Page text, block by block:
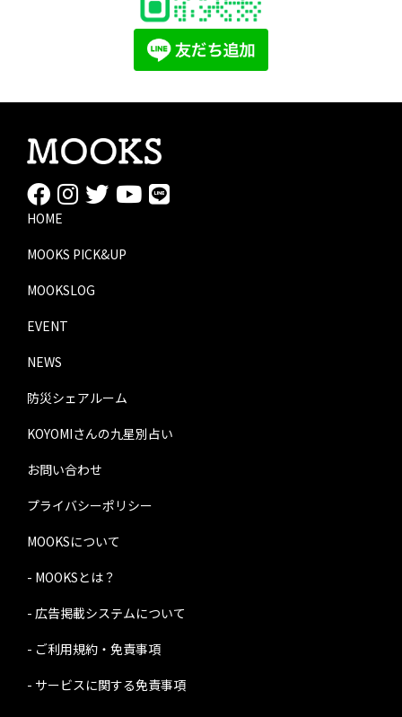
HOME
MOOKS PICK&UP
MOOKSLOG
EVENT
NEWS
防災シェアルーム
KOYOMIさんの九星別占い
お問い合わせ
プライバシーポリシー
MOOKSについて
- MOOKSとは？
- 広告掲載システムについて
- ご利用規約・免責事項
- サービスに関する免責事項